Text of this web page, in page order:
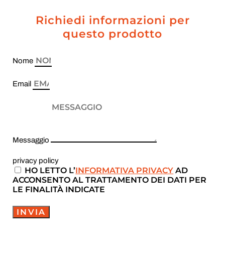
Richiedi informazioni per
questo prodotto
Nome
Email
Messaggio
privacy policy
HO LETTO L’INFORMATIVA PRIVACY AD
ACCONSENTO AL TRATTAMENTO DEI DATI PER
LE FINALITÀ INDICATE
INVIA